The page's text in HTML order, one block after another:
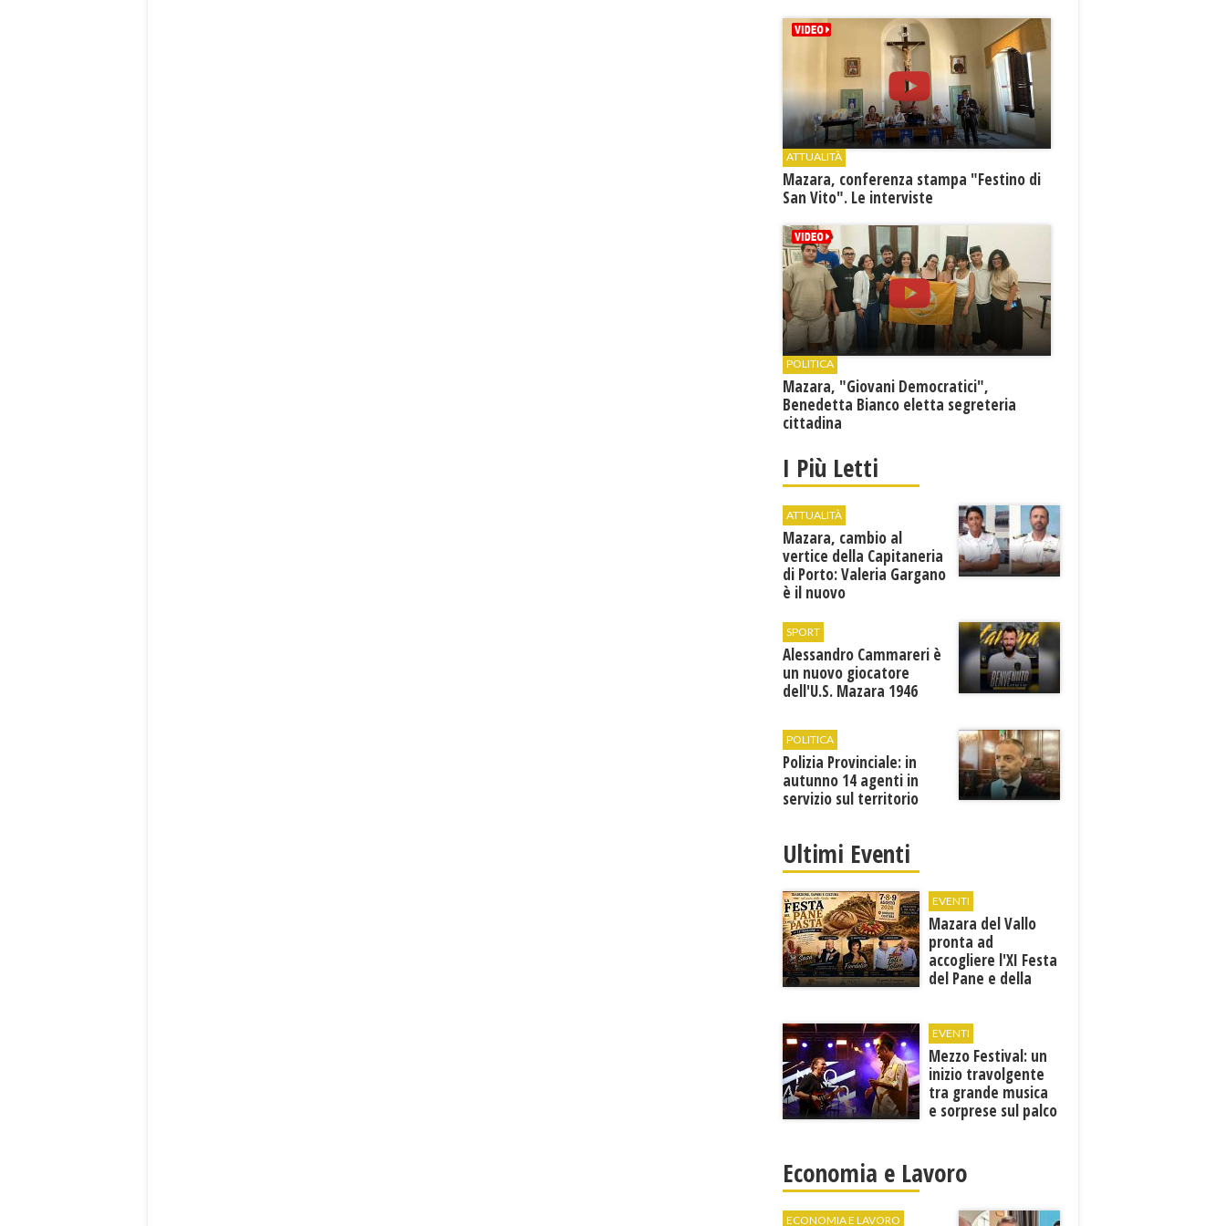
ATTUALITÀ
Mazara, conferenza stampa "Festino di
San Vito". Le interviste
POLITICA
Mazara, "Giovani Democratici",
Benedetta Bianco eletta segreteria
cittadina
I Più Letti
ATTUALITÀ
Mazara, cambio al
vertice della Capitaneria
di Porto: Valeria Gargano
è il nuovo
SPORT
Alessandro Cammareri è
un nuovo giocatore
dell'U.S. Mazara 1946
POLITICA
Polizia Provinciale: in
autunno 14 agenti in
servizio sul territorio
Ultimi Eventi
EVENTI
Mazara del Vallo
pronta ad
accogliere l'XI Festa
del Pane e della
EVENTI
Mezzo Festival: un
inizio travolgente
tra grande musica
e sorprese sul palco
Economia e Lavoro
ECONOMIA E LAVORO